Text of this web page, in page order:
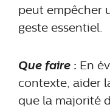
peut empêcher
geste essentiel.
Que faire : En
contexte, aider
que la majorité